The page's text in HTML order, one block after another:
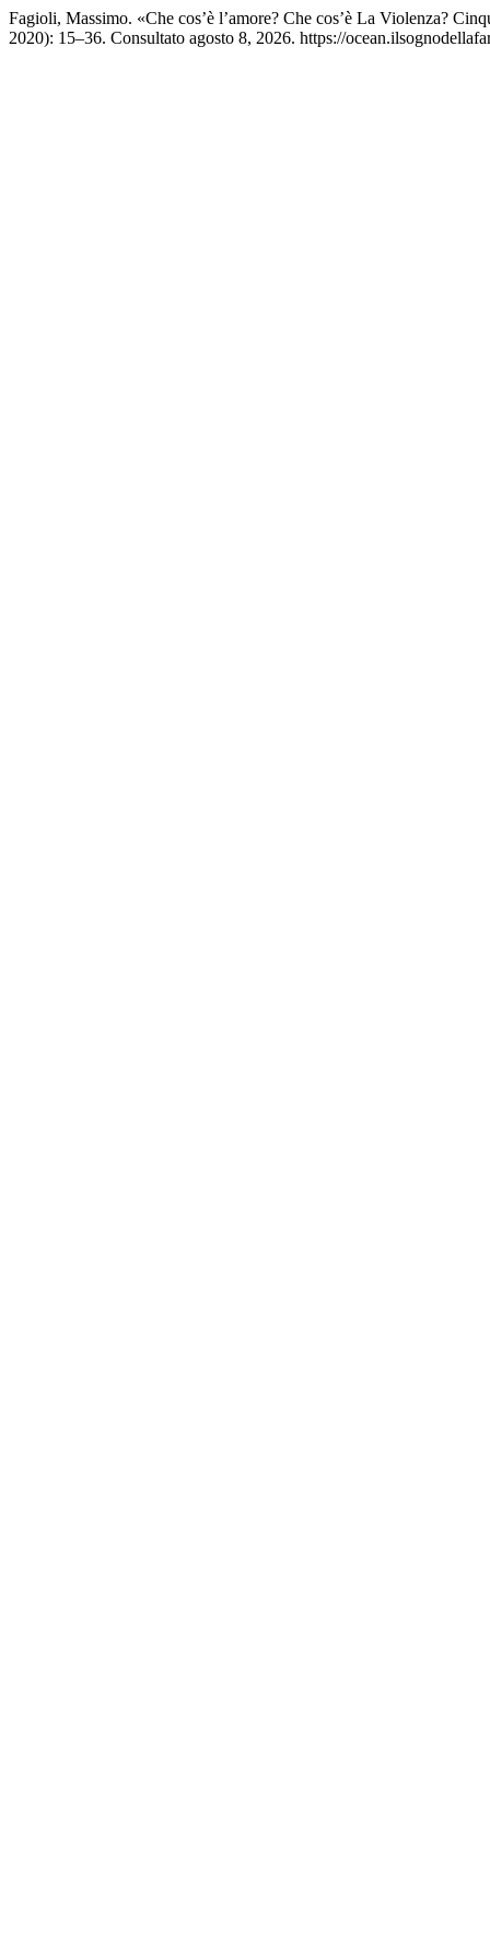
Fagioli, Massimo. «Che cos’è l’amore? Che cos’è La Violenza?
2020): 15–36. Consultato agosto 8, 2026. https://